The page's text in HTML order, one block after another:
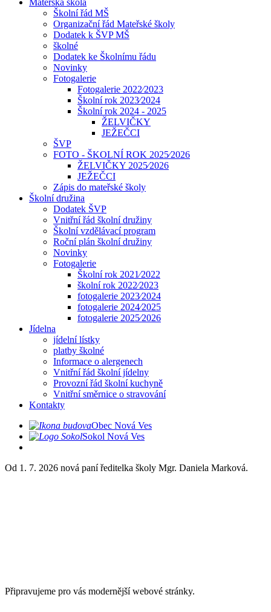
Mateřská škola
Školní řád MŠ
Organizační řád Mateřské školy
Dodatek k ŠVP MŠ
školné
Dodatek ke Školnímu řádu
Novinky
Fotogalerie
Fotogalerie 2022⁄2023
Školní rok 2023⁄2024
Školní rok 2024 - 2025
ŽELVIČKY
JEŽEČCI
ŠVP
FOTO - ŠKOLNÍ ROK 2025⁄2026
ŽELVIČKY 2025⁄2026
JEŽEČCI
Zápis do mateřské školy
Školní družina
Dodatek ŠVP
Vnitřní řád školní družiny
Školní vzdělávací program
Roční plán školní družiny
Novinky
Fotogalerie
Školní rok 2021⁄2022
školní rok 2022⁄2023
fotogalerie 2023⁄2024
fotogalerie 2024⁄2025
fotogalerie 2025⁄2026
Jídelna
jídelní lístky
platby školné
Informace o alergenech
Vnitřní řád školní jídelny
Provozní řád školní kuchyně
Vnitřní směrnice o stravování
Kontakty
Obec Nová Ves
Sokol Nová Ves
Od 1. 7. 2026 nová paní ředitelka školy Mgr. Daniela Marková.
Připravujeme pro vás modernější webové stránky.